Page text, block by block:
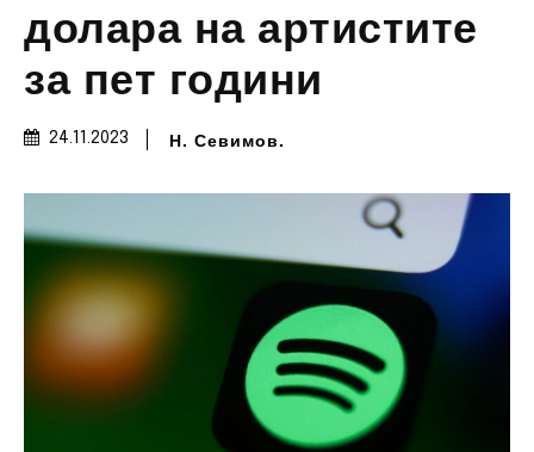
долара на артистите
за пет години
24.11.2023 Н. Севимов.